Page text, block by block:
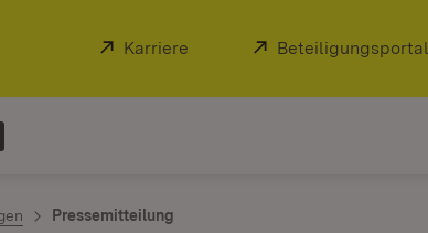
Extern:
Karriere (Öffnet in neuem Fenster)
Extern:
Beteiligungsportal
Pressemitteilung